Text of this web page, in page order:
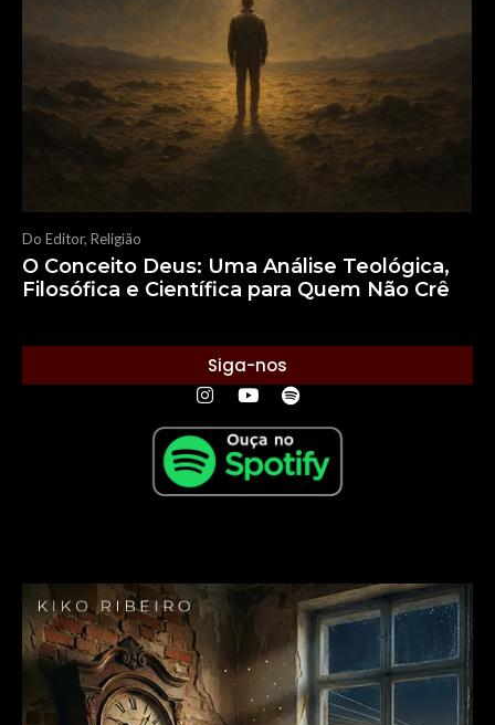
Do Editor, Religião
O Conceito Deus: Uma Análise Teológica,
Filosófica e Científica para Quem Não Crê
Siga-nos